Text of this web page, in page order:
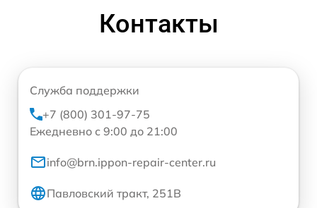
Контакты
Служба поддержки
+7 (800) 301-97-75
Ежедневно с 9:00 до 21:00
info@brn.ippon-repair-center.ru
Павловский тракт, 251В